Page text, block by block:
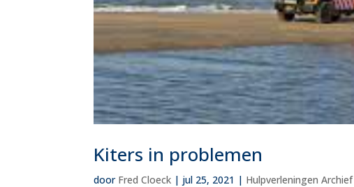
Kiters in problemen
door Fred Cloeck | jul 25, 2021 | Hulpverleningen Archief